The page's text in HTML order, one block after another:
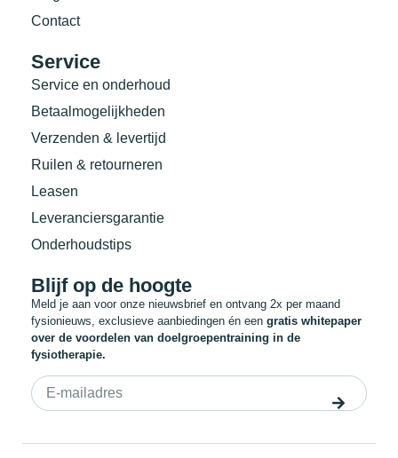
Contact
Service
Service en onderhoud
Betaalmogelijkheden
Verzenden & levertijd
Ruilen & retourneren
Leasen
Leveranciersgarantie
Onderhoudstips
Blijf op de hoogte
Meld je aan voor onze nieuwsbrief en ontvang 2x per maand
fysionieuws, exclusieve aanbiedingen én een gratis whitepaper
over de voordelen van doelgroepentraining in de
fysiotherapie.